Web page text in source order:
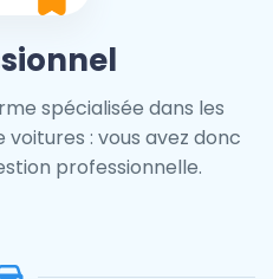
spécialisée dans les
: vous avez donc
professionnelle.